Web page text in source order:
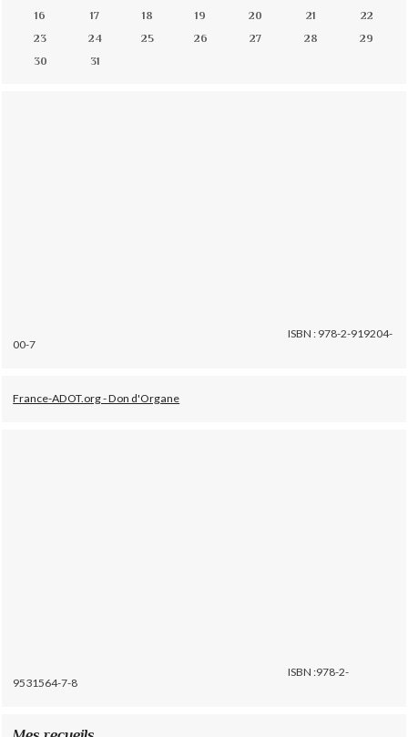
16
17 18 19 20 21
22
23
24 25 26 27 28
29
30
31
ISBN : 978-2-919204-
00-7
France-ADOT.org - Don d'Organe
ISBN :978-2-
9531564-7-8